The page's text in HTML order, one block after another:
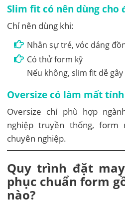
Slim fit có nên dùng cho
Chỉ nên dùng khi:
Nhân sự trẻ, vóc dáng
Có thử form kỹ
Nếu không, slim fit dễ
Oversize có làm mất
Oversize chỉ phù hợp
nghiệp truyền thống,
chuyên nghiệp.
Quy trình đặt
phục chuẩn form
nào?